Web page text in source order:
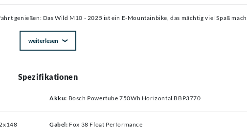
genießen: Das Wild M10 - 2025 ist ein E-Mountainbike, das mächtig viel Spaß
weiterlesen
Spezifikationen
Akku: Bosch Powertube 750Wh Horizontal BBP3770
Gabel: Fox 38 Float Performance